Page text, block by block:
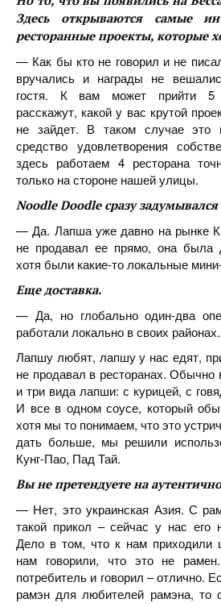
Здесь открываются самые
ресторанные проекты, которые
— Как бы кто не говорил и не
вручались и награды не
гостя. К вам может прийти 5
расскажут, какой у вас крутой
не зайдет. В таком случае это
средство удовлетворения
здесь работаем 4 ресторана
только на стороне нашей улицы.
Noodle Doodle сразу
— Да. Лапша уже давно на рынке
не продавал ее прямо, она была
хотя были какие-то локальные
Еще доставка.
— Да, но глобально один-два
работали локально в своих районах.
Лапшу любят, лапшу у нас едят,
не продавал в ресторанах.
и три вида лапши: с курицей, с
И все в одном соусе, который
хотя мы то понимаем, что это
дать больше, мы решили
Кунг-Пао, Пад Тай.
Вы не претендуете на
— Нет, это украинская Азия. С
такой прикол – сейчас у нас его
Дело в том, что к нам приходили
нам говорили, что это не
потребитель и говорил – отлично.
рамэн для любителей рамэна, то